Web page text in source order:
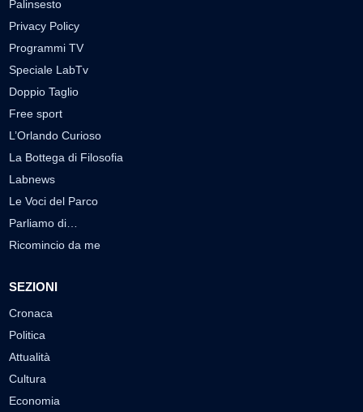
Palinsesto
Privacy Policy
Programmi TV
Speciale LabTv
Doppio Taglio
Free sport
L’Orlando Curioso
La Bottega di Filosofia
Labnews
Le Voci del Parco
Parliamo di…
Ricomincio da me
SEZIONI
Cronaca
Politica
Attualità
Cultura
Economia